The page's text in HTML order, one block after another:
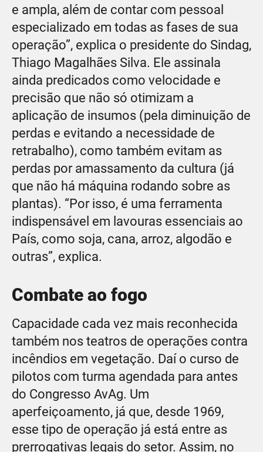
e ampla, além de contar com pessoal
especializado em todas as fases de sua
operação”, explica o presidente do Sindag,
Thiago Magalhães Silva. Ele assinala
ainda predicados como velocidade e
precisão que não só otimizam a
aplicação de insumos (pela diminuição de
perdas e evitando a necessidade de
retrabalho), como também evitam as
perdas por amassamento da cultura (já
que não há máquina rodando sobre as
plantas). “Por isso, é uma ferramenta
indispensável em lavouras essenciais ao
País, como soja, cana, arroz, algodão e
outras”, explica.
Combate ao fogo
Capacidade cada vez mais reconhecida
também nos teatros de operações contra
incêndios em vegetação. Daí o curso de
pilotos com turma agendada para antes
do Congresso AvAg. Um
aperfeiçoamento, já que, desde 1969,
esse tipo de operação já está entre as
prerrogativas legais do setor. Assim, no